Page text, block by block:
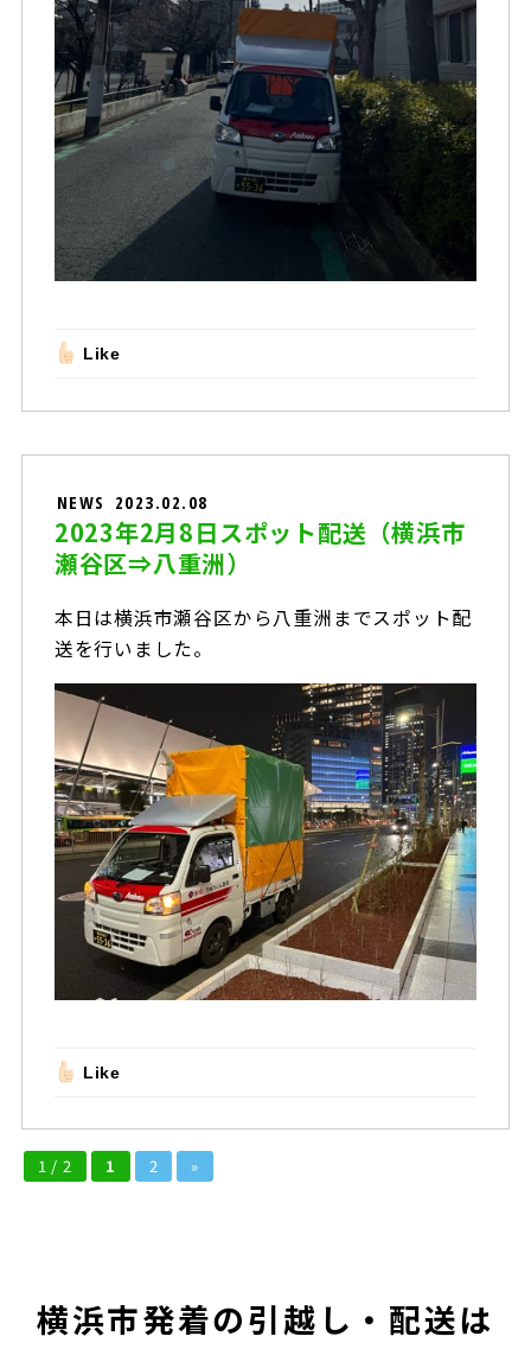
Like
NEWS 2023.02.08
2023年2月8日スポット配送（横浜市
瀬谷区⇒八重洲）
本日は横浜市瀬谷区から八重洲までスポット配
送を行いました。
Like
1 / 2 1 2 »
横浜市発着の引越し・配送は